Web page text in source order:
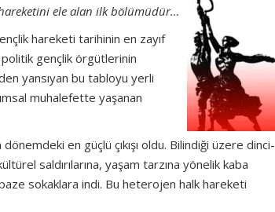
ele alan ilk bölümüdür…
hareketi tarihinin en zayıf
gençlik örgütlerinin
yansıyan bu tabloyu yerli
muhalefette yaşanan
en güçlü çıkışı oldu. Bilindiği üzere dinci-
saldırılarına, yaşam tarzına yönelik kaba
sokaklara indi. Bu heterojen halk hareketi